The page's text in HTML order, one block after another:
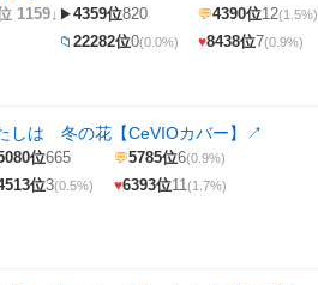
1159↓ ▶4359位820 💬4390位12(1.5%)
📁 22282位0(0.0%) ♥8438位7(0.9%)
は 冬の花【CeVIOカバー】 ↗
位665 💬5785位6(0.9%)
位3(0.5%) ♥6393位11(1.7%)